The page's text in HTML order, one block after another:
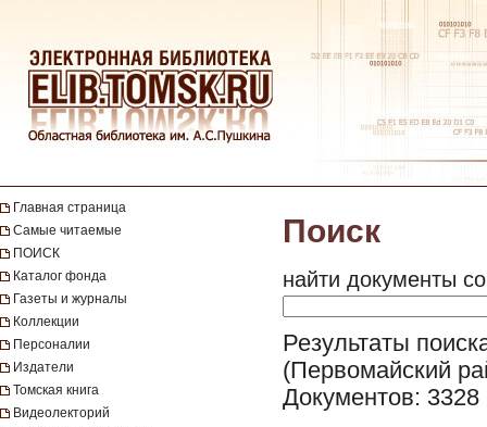
Главная страница
Самые читаемые
ПОИСК
Каталог фонда
Газеты и журналы
Коллекции
Персоналии
Издатели
Томская книга
Видеолекторий
Поиск
найти документы
Результаты
(Первомайский
Документов: 3328